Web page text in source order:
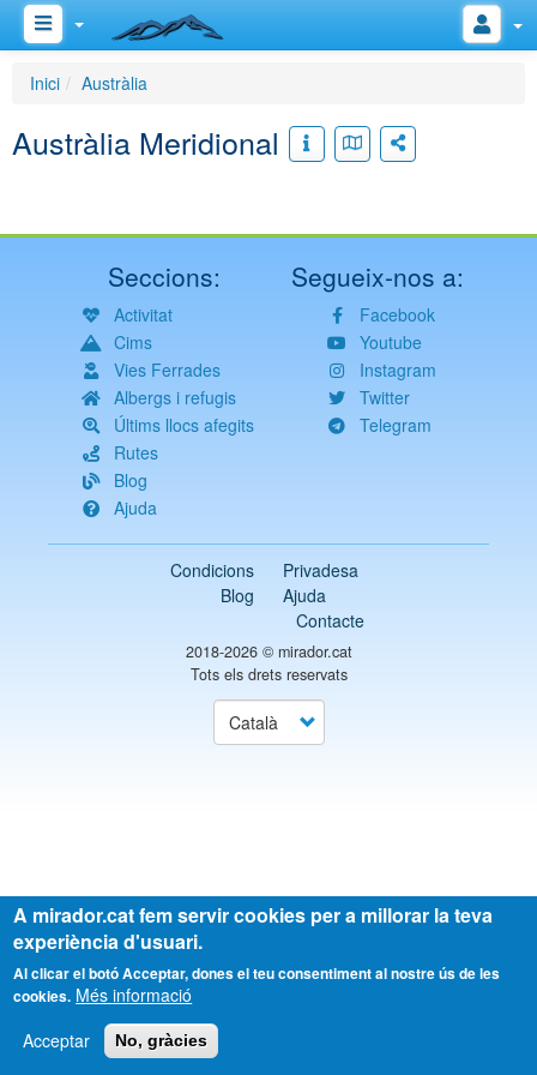
Inici Austràlia
Austràlia Meridional
Seccions:
Activitat
Cims
Vies Ferrades
Albergs i refugis
Últims llocs afegits
Rutes
Blog
Ajuda
Segueix-nos a:
Facebook
Youtube
Instagram
Twitter
Telegram
Condicions
Privadesa
Blog
Ajuda
Contacte
2018-2026 © mirador.cat
Tots els drets reservats
Select
your
A mirador.cat fem servir cookies per a millorar la teva
experiència d'usuari.
Al clicar el botó Acceptar, dones el teu consentiment al nostre ús de les
cookies. Més informació
Acceptar
No, gràcies